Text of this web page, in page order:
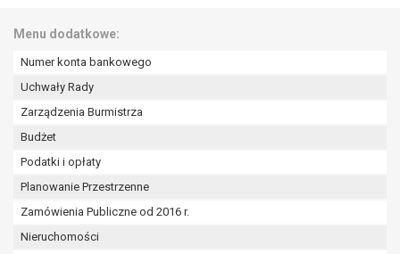
Menu dodatkowe:
Numer konta bankowego
Uchwały Rady
Zarządzenia Burmistrza
Budżet
Podatki i opłaty
Planowanie Przestrzenne
Zamówienia Publiczne od 2016 r.
Nieruchomości
sprzeciwu, administrator nie może już
nadrzędnych wobec interesów, praw i
wolności osoby, której dane dotyczą, lub